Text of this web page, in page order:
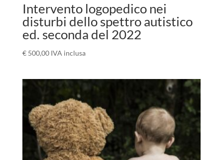
Intervento logopedico nei
disturbi dello spettro autistico
ed. seconda del 2022
€500,00 IVA inclusa